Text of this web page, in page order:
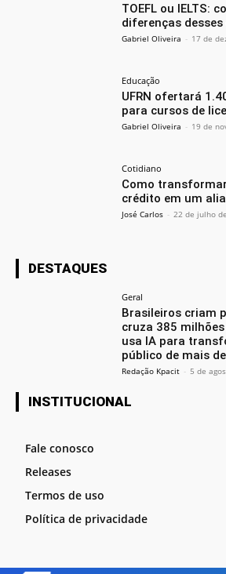
TOEFL ou IELTS:
diferenças desses
Gabriel Oliveira - 17 de
Educação
UFRN ofertará
para cursos de
Gabriel Oliveira - 19 de
Cotidiano
Como
crédito em um
José Carlos - 22 de julho
DESTAQUES
Geral
Brasileiros criam
cruza 385
usa IA para
público de mais
Redação Kpacit - 5 de
INSTITUCIONAL
Fale conosco
Releases
Termos de uso
Política de privacidade